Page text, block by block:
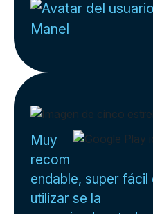
Manel
Muy
recom
endable, super fácil
utilizar se la